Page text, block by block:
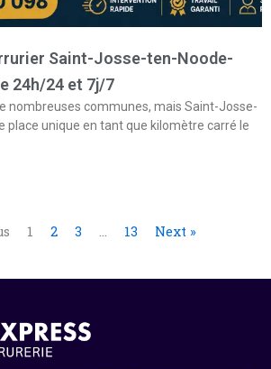
Saint-Josse-ten-Noode-
24h/24 et 7j/7
nombreuses communes, mais Saint-Josse-
place unique en tant que kilomètre carré le
1 2 3 … 13 Next »